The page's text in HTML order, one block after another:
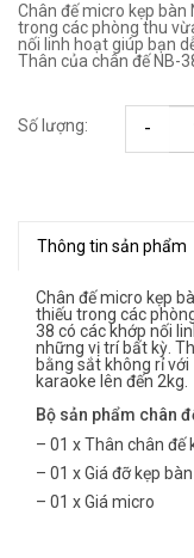
Chân đế micro kẹp bàn
trong các phòng thu
nối linh hoạt giúp bạn
Thân của chân đế NB-
Số lượng: -
Thông tin sản phẩm
Chân đế micro kẹp
thiếu trong các
38 có các khớp nối
những vị trí bất kỳ.
bằng sắt không rỉ
karaoke lên đến 2kg.
Bộ sản phẩm chân
– 01 x Thân chân đế
– 01 x Giá đỡ kẹp bàn
– 01 x Giá micro